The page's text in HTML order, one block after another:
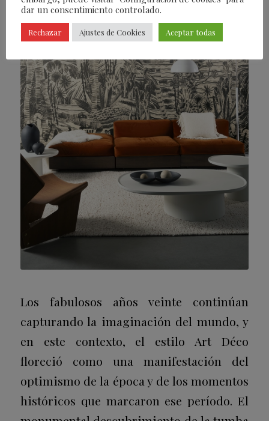
Los fabulosos años veinte continúan
capturando la imaginación del mundo, y
en este contexto, el estilo Art Déco
floreció como una manifestación del
optimismo de la época y de los momentos
históricos que marcaron ese período. El
dar un consentimiento controlado.
Rechazar Ajustes de Cookies Aceptar todas